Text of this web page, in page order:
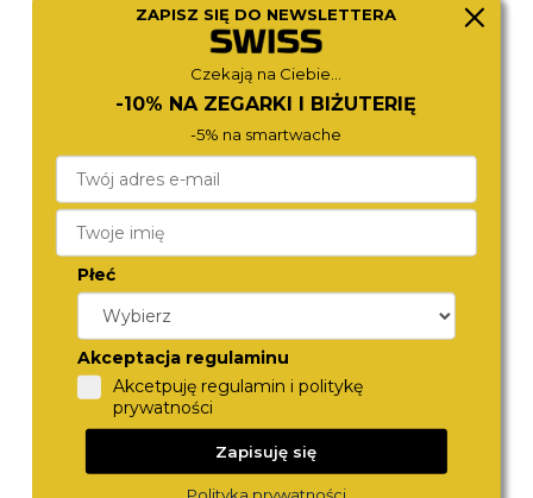
TOMMY HILFIGER FESTINA
FESTINA
20560/4
799,-
TOMMY HILFIGER
ZAPISZ SIĘ DO NEWSLETTERA
Czekają na Ciebie...
-10% NA ZEGARKI I BIŻUTERIĘ
-5% na smartwache
Płeć
Akceptacja regulaminu
Akcetpuję regulamin i politykę
prywatności
Zapisuję się
Polityka prywatności